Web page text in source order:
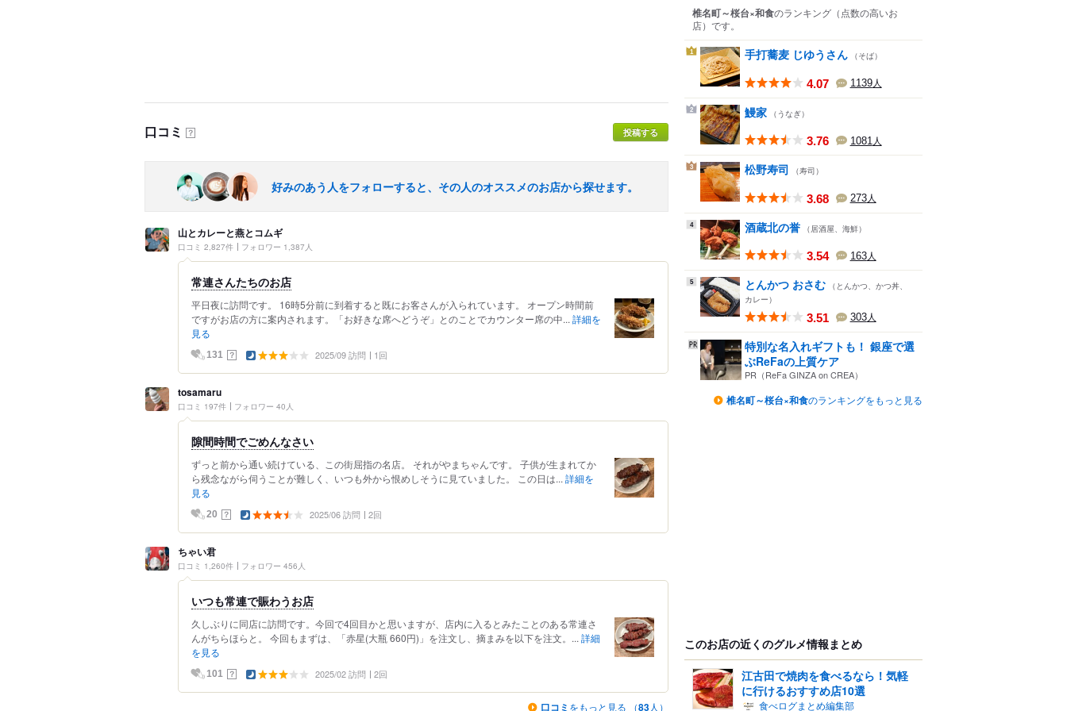
口コミ ？ 投稿する
好みのあう人をフォローすると、その人のオススメのお店から探せます。
山とカレーと燕とコムギ
口コミ 2,827件 フォロワー 1,387人
常連さんたちのお店
平日夜に訪問です。 16時5分前に到着すると既にお客さんが入られています。 オープン時間前
ですがお店の方に案内されます。「お好きな席へどうぞ」とのことでカウンター席の中... 詳細を
見る
131 ？ 2025/09 訪問 1回
tosamaru
口コミ 197件 フォロワー 40人
隙間時間でごめんなさい
ずっと前から通い続けている、この街屈指の名店。 それがやまちゃんです。 子供が生まれてか
ら残念ながら伺うことが難しく、いつも外から恨めしそうに見ていました。 この日は... 詳細を
見る
20 ？ 2025/06 訪問 2回
ちゃい君
口コミ 1,260件 フォロワー 456人
いつも常連で賑わうお店
久しぶりに同店に訪問です。今回で4回目かと思いますが、店内に入るとみたことのある常連さ
んがちらほらと。 今回もまずは、「赤星(大瓶 660円)」を注文し、摘まみを以下を注文。... 詳細
を見る
101 ？ 2025/02 訪問 2回
口コミ をもっと見る （83人）
椎名町～桜台×和食のランキング （点数の高いお
店） です。
1 手打蕎麦 じゆうさん （そば）
4.07 1139人
2 鰻家 （うなぎ）
3.76 1081 人
3 松野寿司 （寿司）
3.68 273人
4 酒蔵北の誉 （居酒屋、海鮮）
3.54 163人
5 とんかつ おさむ （とんかつ、かつ丼、
カレー）
3.51 303人
特別な名入れギフトも！ 銀座で選
ぶReFaの上質ケア
PR（ReFa GINZA on CREA）
椎名町～桜台×和食のランキングをもっと見る
このお店の近くのグルメ情報まとめ
江古田で焼肉を食べるなら！気軽
に行けるおすすめ店10選
食べログまとめ編集部